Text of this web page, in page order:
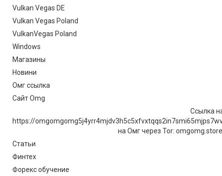
Vulkan Vegas DE
Vulkan Vegas Poland
VulkanVegas Poland
Windows
Магазины
Новини
Омг ссылка
Сайт Omg
Ссылка
https://
на Омг через Tor:
Статьи
Финтех
Форекс обучение